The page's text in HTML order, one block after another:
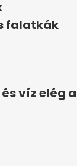
falatkák
víz elég a